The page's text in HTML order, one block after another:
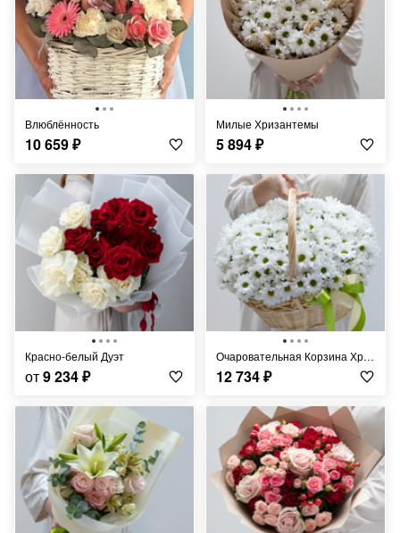
Влюблённость
10 659₽
Милые Хризантемы
5 894₽
Красно-белый Дуэт
от9 234₽
Очаровательная Корзина Хризантем
12 734₽